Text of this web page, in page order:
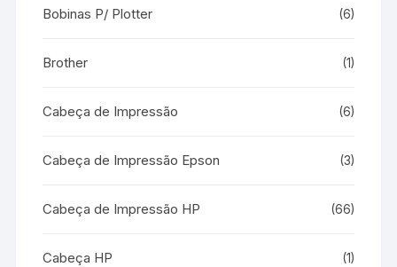
Bobinas P/ Plotter (6)
Brother (1)
Cabeça de Impressão (6)
Cabeça de Impressão Epson (3)
Cabeça de Impressão HP (66)
Cabeça HP (1)